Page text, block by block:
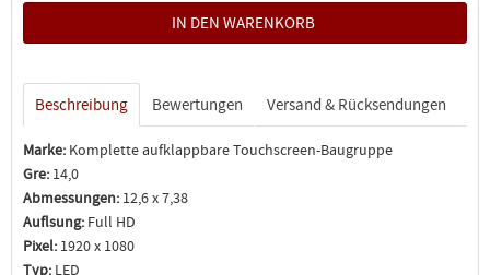
Beschreibung Bewertungen Versand & Rücksendungen
Marke: Komplette aufklappbare Touchscreen-Baugruppe
Gre: 14,0
Abmessungen: 12,6 x 7,38
Auflsung: Full HD
Pixel: 1920 x 1080
Typ: LED